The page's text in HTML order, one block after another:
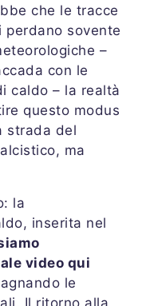
che le tracce
perdano sovente
–
con le
caldo – la realtà
questo modus
strada del
ma
la
inserita nel
video qui
le
Il ritorno alla